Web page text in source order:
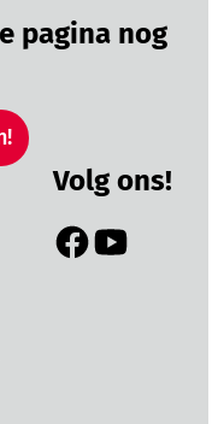
pagina nog
Volg ons!
Facebook
YouTube